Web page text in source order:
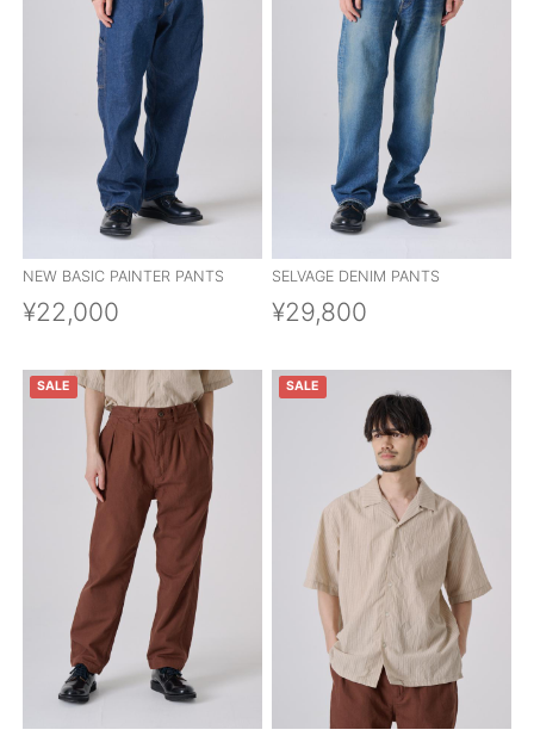
LADIES : レディース
DENIM : デニム
PANTS/SKIRT : パンツ・スカート
TOPS : トップス
OUTERS : アウター
OUTLET : アウトレット
MENS : メンズ
LADIES : レディース
新規会員登録
お買い物カゴ
ご利用ガイド
特定商取引法に基づく表記
ご利用規約
お問い合わせ
NEW BASIC PAINTER PANTS
¥22,000
SELVAGE DENIM PANTS
¥29,800
SALE SALE